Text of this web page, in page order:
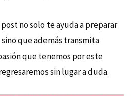
no solo te ayuda a preparar
sino que además transmita
que tenemos por este
sin lugar a duda.